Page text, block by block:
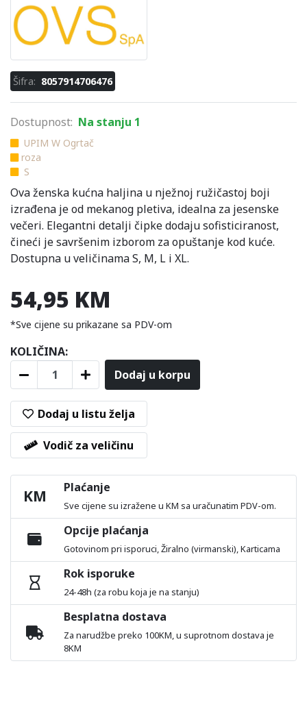
Šifra: 8057914706476
Dostupnost: Na stanju 1
UPIM W Ogrtač
roza
S
Ova ženska kućna haljina u nježnoj ružičastoj boji
izrađena je od mekanog pletiva, idealna za jesenske
večeri. Elegantni detalji čipke dodaju sofisticiranost,
čineći je savršenim izborom za opuštanje kod kuće.
Dostupna u veličinama S, M, L i XL.
54,95 KM
*Sve cijene su prikazane sa PDV-om
KOLIČINA:
Dodaj u korpu
Dodaj u listu želja
Vodič za veličinu
KM Plaćanje
Sve cijene su izražene u KM sa uračunatim PDV-om.
Opcije plaćanja
Gotovinom pri isporuci, Žiralno (virmanski), Karticama
Rok isporuke
24-48h (za robu koja je na stanju)
Besplatna dostava
Za narudžbe preko 100KM, u suprotnom dostava je
8KM